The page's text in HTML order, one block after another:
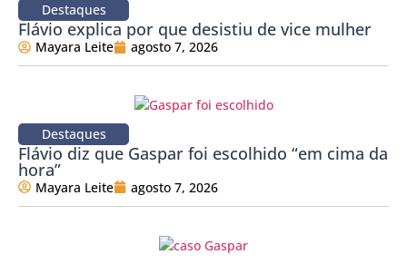
Destaques
Flávio explica por que desistiu de vice mulher
Mayara Leite agosto 7, 2026
Destaques
Flávio diz que Gaspar foi escolhido “em cima da
hora”
Mayara Leite agosto 7, 2026